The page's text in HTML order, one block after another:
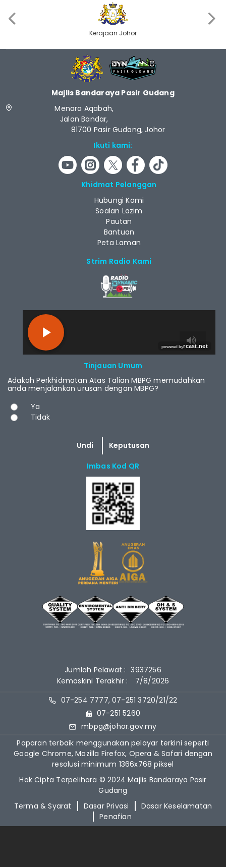
Kerajaan Johor
Majlis Bandaraya Pasir Gudang
Menara Aqabah,
Jalan Bandar,
81700 Pasir Gudang, Johor
Ikuti kami:
Khidmat Pelanggan
Hubungi Kami
Soalan Lazim
Pautan
Bantuan
Peta Laman
Strim Radio Kami
Tinjauan Umum
Adakah Perkhidmatan Atas Talian MBPG memudahkan
anda menjalankan urusan dengan MBPG?
Pilihan
Ya
Tidak
Imbas Kod QR
Jumlah Pelawat : 3937256
Kemaskini Terakhir :
7/8/2026
07-254 7777, 07-251 3720/21/22
07-251 5260
mbpg@johor.gov.my
Paparan terbaik menggunakan pelayar terkini seperti
Google Chrome, Mozilla Firefox, Opera & Safari dengan
resolusi minimum 1366x768 piksel
Hak Cipta Terpelihara © 2024 Majlis Bandaraya Pasir
Gudang
Terma & Syarat
Dasar Privasi
Dasar Keselamatan
Penafian